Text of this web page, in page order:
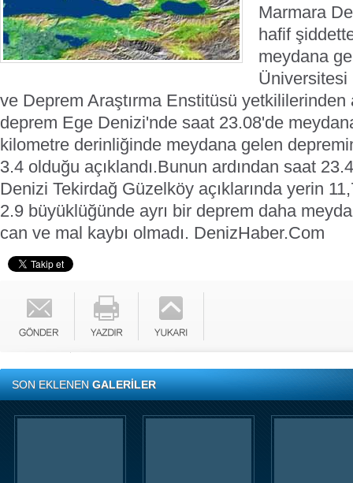
Marmara
hafif
meydana
ve Deprem Araştırma Enstitüsü yetkililerinden
deprem Ege Denizi'nde saat 23.08'de
kilometre derinliğinde meydana gelen
3.4 olduğu açıklandı.Bunun ardından saat
Denizi Tekirdağ Güzelköy açıklarında yerin
2.9 büyüklüğünde ayrı bir deprem daha
can ve mal kaybı olmadı. DenizHaber.Com
SON EKLENENGALERİLER